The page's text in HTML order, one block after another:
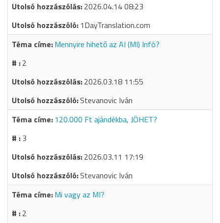
2026.04.14 08:23
1DayTranslation.com
Mennyire hihető az AI (MI) Infó?
2
2026.03.18 11:55
Stevanovic Iván
120.000 Ft ajándékba, JÖHET?
3
2026.03.11 17:19
Stevanovic Iván
Mi vagy az MI?
2